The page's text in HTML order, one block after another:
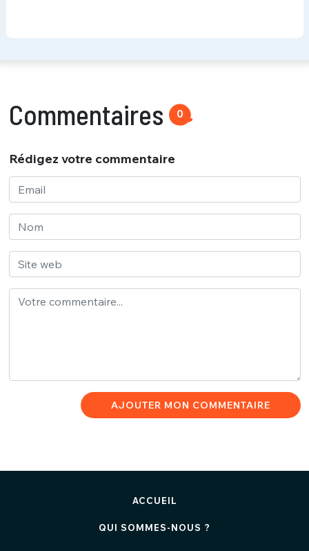
Commentaires 0
Rédigez votre commentaire
AJOUTER MON COMMENTAIRE
ACCUEIL
QUI SOMMES-NOUS ?